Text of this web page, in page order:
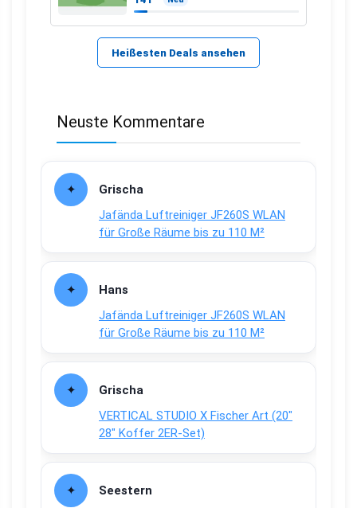
Heißesten Deals ansehen
Neuste Kommentare
Grischa
Jafända Luftreiniger JF260S WLAN
für Große Räume bis zu 110 M²
Hans
Jafända Luftreiniger JF260S WLAN
für Große Räume bis zu 110 M²
Grischa
VERTICAL STUDIO X Fischer Art (20″
28″ Koffer 2ER-Set)
Seestern